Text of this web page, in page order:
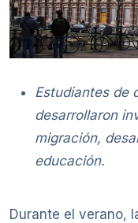
Estudiantes de
desarrollaron
migración,
educación.
Durante el verano,